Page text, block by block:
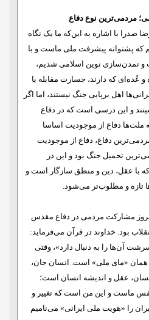
مردمی‌ترین نوع دفاع
با اشاره به این‌که ما یک نگاه
که پشتوانه پیشرفت ملی ماست و با
و تمدن‌سازی نوین اسلامی شدیم،
عُده‌ای که دارند، جسارت مقابله با
اهل برپایی جنگ نیستند، اما اگر
و این درسی است که در دفاع
دفاع از موجودیت اساسا
دفاع، دفاع از موجودیت
تحمیل جنگ بود و این در
با عقل، دین و منطق سازگار است و
تازه و مطلوب‌تر می‌شود.
مشارکت مردمی در دفاع مقدس
بود. خداوند در قرآن می‌فرماید:
آن‌ها را به دنبال دارد»، وقتی
«مای ملی» است. انسان جان،
عقل و اندیشه انسان است؛
ماست و این من است که تغییر و
را «هویت ملی ایرانی» می‌نامیم